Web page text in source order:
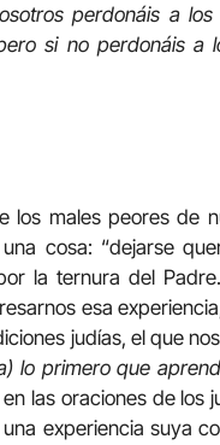
perdonáis a
si no perdonáis a
males peores de
cosa: “dejarse
la ternura del
esa
judías, el que
lo primero que
las oraciones de los
experiencia suya